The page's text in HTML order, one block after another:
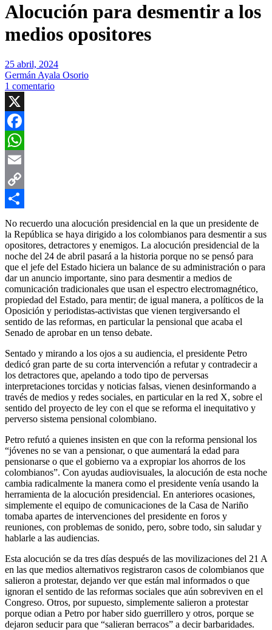
Alocución para desmentir a los
medios opositores
25 abril, 2024
Germán Ayala Osorio
1 comentario
X
Facebook
WhatsApp
Email
Copy
Link
Compartir
No recuerdo una alocución presidencial en la que un presidente de
la República se haya dirigido a los colombianos para desmentir a sus
opositores, detractores y enemigos. La alocución presidencial de la
noche del 24 de abril pasará a la historia porque no se pensó para
que el jefe del Estado hiciera un balance de su administración o para
dar un anuncio importante, sino para desmentir a medios de
comunicación tradicionales que usan el espectro electromagnético,
propiedad del Estado, para mentir; de igual manera, a políticos de la
Oposición y periodistas-activistas que vienen tergiversando el
sentido de las reformas, en particular la pensional que acaba el
Senado de aprobar en un tenso debate.
Sentado y mirando a los ojos a su audiencia, el presidente Petro
dedicó gran parte de su corta intervención a refutar y contradecir a
los detractores que, apelando a todo tipo de perversas
interpretaciones torcidas y noticias falsas, vienen desinformando a
través de medios y redes sociales, en particular en la red X, sobre el
sentido del proyecto de ley con el que se reforma el inequitativo y
perverso sistema pensional colombiano.
Petro refutó a quienes insisten en que con la reforma pensional los
“jóvenes no se van a pensionar, o que aumentará la edad para
pensionarse o que el gobierno va a expropiar los ahorros de los
colombianos”. Con ayudas audiovisuales, la alocución de esta noche
cambia radicalmente la manera como el presidente venía usando la
herramienta de la alocución presidencial. En anteriores ocasiones,
simplemente el equipo de comunicaciones de la Casa de Nariño
tomaba apartes de intervenciones del presidente en foros y
reuniones, con problemas de sonido, pero, sobre todo, sin saludar y
hablarle a las audiencias.
Esta alocución se da tres días después de las movilizaciones del 21 A
en las que medios alternativos registraron casos de colombianos que
salieron a protestar, dejando ver que están mal informados o que
ignoran el sentido de las reformas sociales que aún sobreviven en el
Congreso. Otros, por supuesto, simplemente salieron a protestar
porque odian a Petro por haber sido guerrillero y otros, porque se
dejaron seducir para que “salieran berracos” a decir barbaridades.